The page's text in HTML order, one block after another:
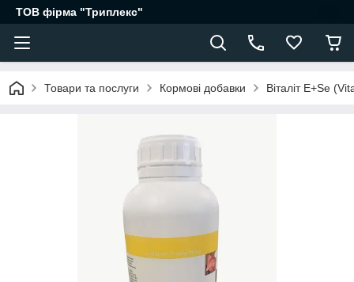
ТОВ фірма "Триплекс"
Товари та послуги Кормові добавки Віталіт E+Se